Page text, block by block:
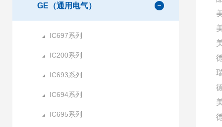
GE（通用电气）
IC697系列
IC200系列
IC693系列
IC694系列
IC695系列